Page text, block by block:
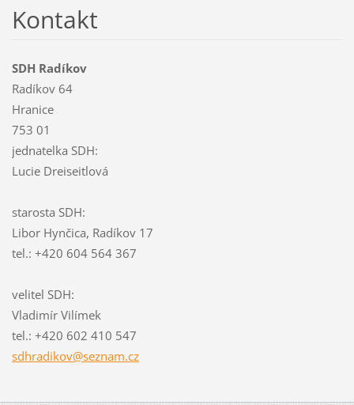
Kontakt
SDH Radíkov
Radíkov 64
Hranice
753 01
jednatelka SDH:
Lucie Dreiseitlová
starosta SDH:
Libor Hynčica, Radíkov 17
tel.: +420 604 564 367
velitel SDH:
Vladimír Vilímek
tel.: +420 602 410 547
sdhradikov@seznam.cz